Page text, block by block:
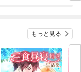
もっと見る